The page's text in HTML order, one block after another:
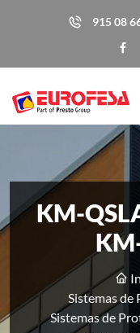
915 08
KM-
Sistemas
Sistemas de